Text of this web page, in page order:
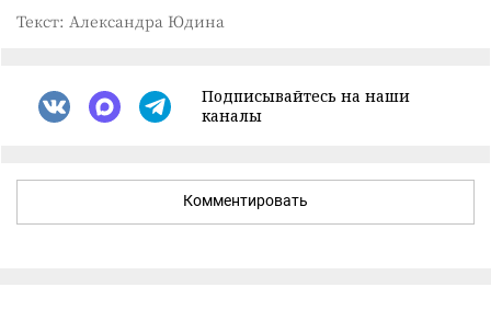
Текст: Александра Юдина
Подписывайтесь на наши
каналы
Комментировать